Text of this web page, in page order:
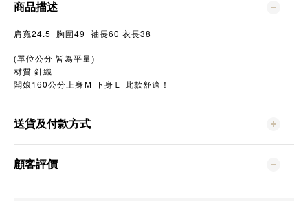
商品描述
肩寬24.5 胸圍 49 袖長60 衣長38
(單位公分 皆為平量)
材質 針織
闆娘 160公分上身Ｍ 下身Ｌ 此款舒適！
送貨及付款方式
顧客評價